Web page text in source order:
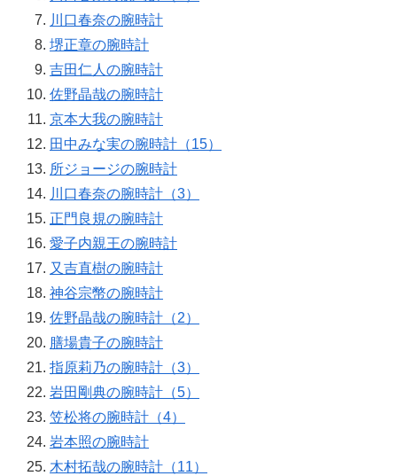
川口春奈の腕時計
堺正章の腕時計
吉田仁人の腕時計
佐野晶哉の腕時計
京本大我の腕時計
田中みな実の腕時計（15）
所ジョージの腕時計
川口春奈の腕時計（3）
正門良規の腕時計
愛子内親王の腕時計
又吉直樹の腕時計
神谷宗幣の腕時計
佐野晶哉の腕時計（2）
膳場貴子の腕時計
指原莉乃の腕時計（3）
岩田剛典の腕時計（5）
笠松将の腕時計（4）
岩本照の腕時計
木村拓哉の腕時計（11）